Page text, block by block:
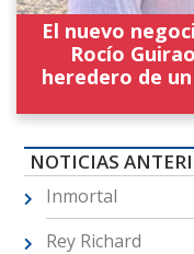
El nuevo
Rocío
heredero de
NOTICIAS
Inmortal
Rey Richard